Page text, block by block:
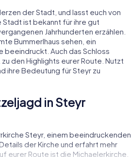
der Stadt, und lasst euch von
ist bekannt für ihre gut
Jahrhunderten erzählen.
Bummerlhaus sehen, ein
beeindruckt. Auch das Schloss
den Highlights eurer Route. Nutzt
ihre Bedeutung für Steyr zu
in Steyr
Steyr, einem beeindruckenden
der Kirche und erfahrt mehr
eurer Route ist die Michaelerkirche,